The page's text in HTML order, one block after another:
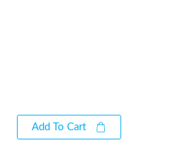
Add To Cart